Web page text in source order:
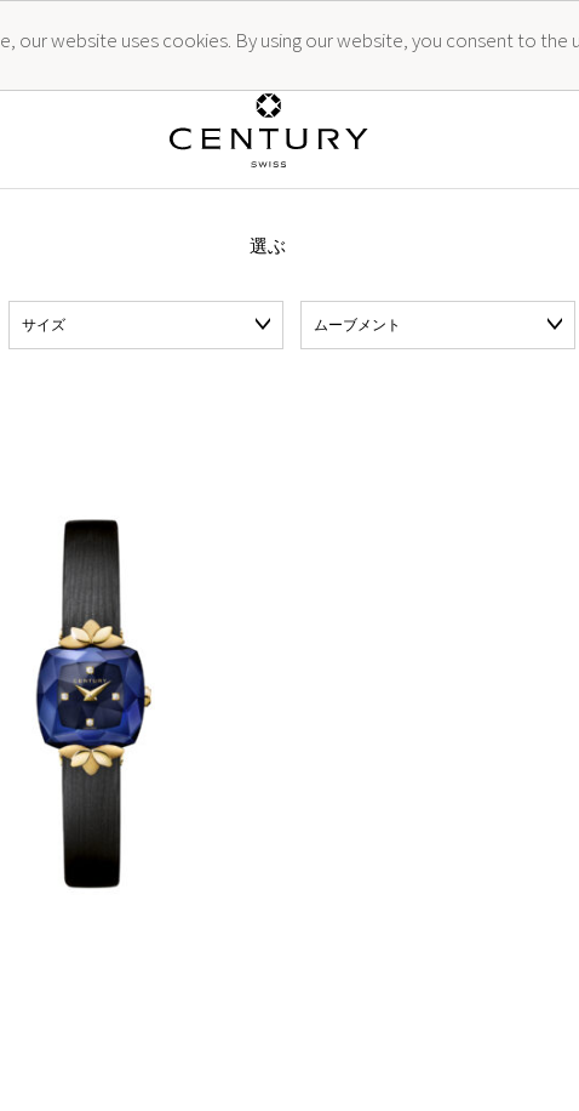
website uses cookies. By using our website, you consent to the
選ぶ
サイズ ムーブメント